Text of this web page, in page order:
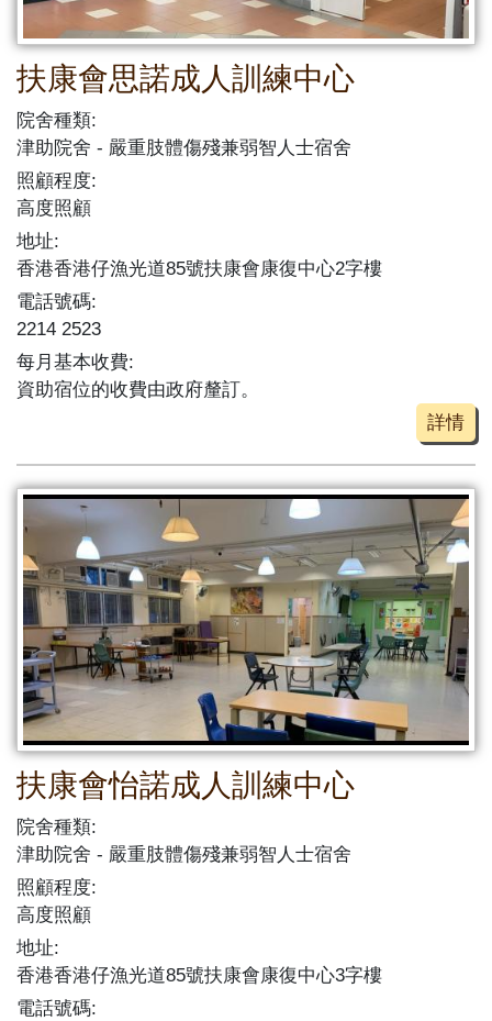
扶康會思諾成人訓練中心
院舍種類:
津助院舍
嚴重肢體傷殘兼弱智人士宿舍
照顧程度:
高度照顧
地址:
香港香港仔漁光道85號扶康會康復中心2字樓
電話號碼:
2214 2523
每月基本收費:
資助宿位的收費由政府釐訂。
詳情
扶康會怡諾成人訓練中心
院舍種類:
津助院舍
嚴重肢體傷殘兼弱智人士宿舍
照顧程度:
高度照顧
地址:
香港香港仔漁光道85號扶康會康復中心3字樓
電話號碼: